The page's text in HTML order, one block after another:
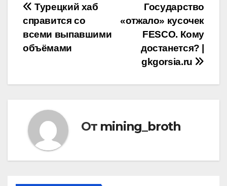
Навигация
по
записям
Государство
«отжало» кусочек
FESCO. Кому
достанется? |
gkgorsia.ru
Турецкий хаб
справится со
всеми выпавшими
объёмами
От mining_broth